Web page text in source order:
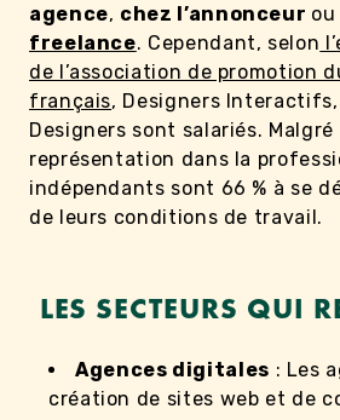
agence, chez l’annonceur
freelance. Cependant, selon
de l’association de promotion
français, Designers Interactifs,
Designers sont salariés.
représentation dans la
indépendants sont 66 % à se
de leurs conditions de travail.
LES SECTEURS QUI
Agences digitales : Les
création de sites web et de